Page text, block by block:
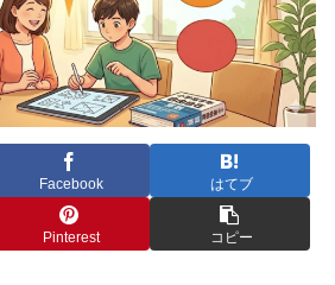
Facebook はてブ
Pinterest コピー